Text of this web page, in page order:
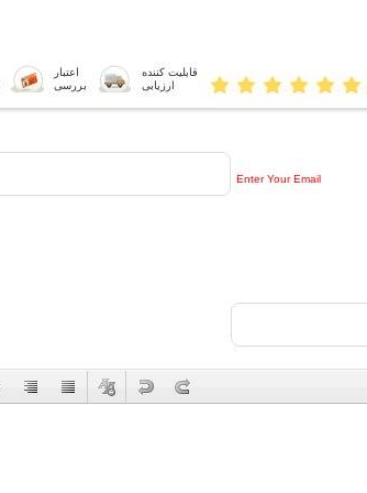
اعتبار
بررسی
قابلیت کننده
ارزیابی
Enter Your Email